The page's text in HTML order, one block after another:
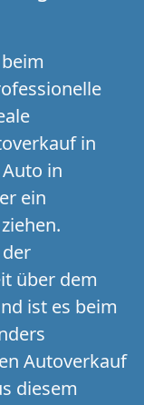
in
in
ein
über dem
ist es beim
Autoverkauf
diesem